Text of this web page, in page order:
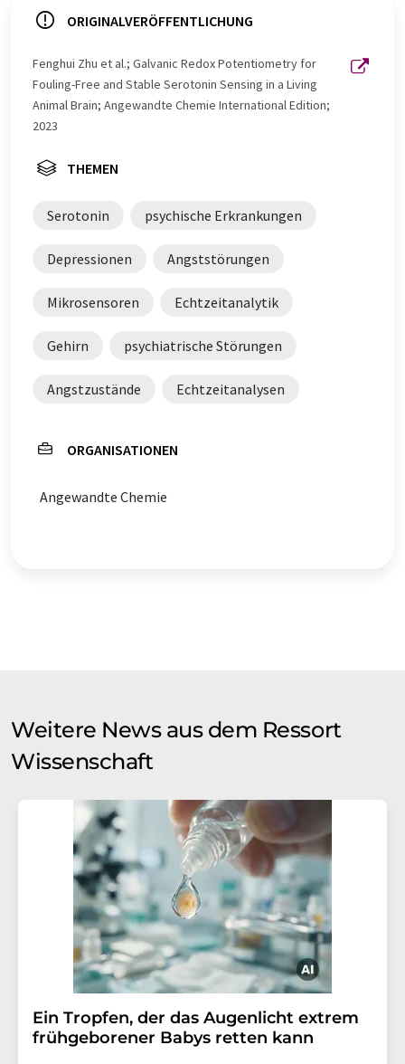
ORIGINALVERÖFFENTLICHUNG
Fenghui Zhu et al.; Galvanic Redox Potentiometry for
Fouling-Free and Stable Serotonin Sensing in a Living
Animal Brain; Angewandte Chemie International Edition;
2023
THEMEN
Serotonin psychische Erkrankungen
Depressionen Angststörungen
Mikrosensoren Echtzeitanalytik
Gehirn psychiatrische Störungen
Angstzustände Echtzeitanalysen
ORGANISATIONEN
Angewandte Chemie
Weitere News aus dem Ressort
Wissenschaft
Ein Tropfen, der das Augenlicht extrem
frühgeborener Babys retten kann